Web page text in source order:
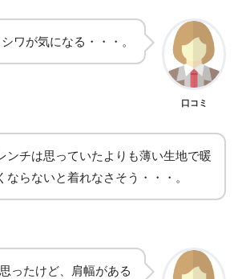
ワが気になる・・・。
口コミ
ンチは思っていたよりも薄い生地で暖
ならないと着れなさそう・・・。
ったけど、肩幅がある